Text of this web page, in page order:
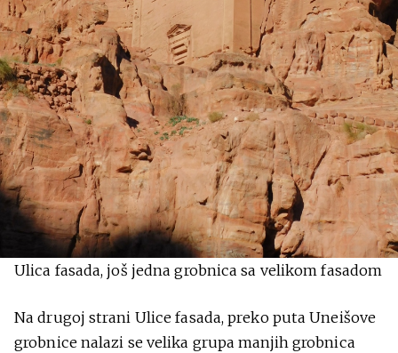
Ulica fasada, još jedna grobnica sa velikom fasadom
Na drugoj strani Ulice fasada, preko puta Uneišove
grobnice nalazi se velika grupa manjih grobnica